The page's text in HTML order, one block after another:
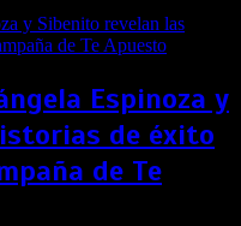
Espinoza y
de éxito
de Te